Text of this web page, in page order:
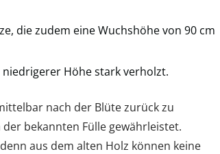
die zudem eine Wuchshöhe von 90 cm
niedrigerer Höhe stark verholzt.
nach der Blüte zurück zu
bekannten Fülle gewährleistet.
aus dem alten Holz können keine